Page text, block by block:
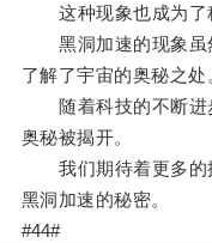
这种现象也成为了
黑洞加速的现象虽
了解了宇宙的奥秘之处
随着科技的不断进
奥秘被揭开。
我们期待着更多的
黑洞加速的秘密。
#44#